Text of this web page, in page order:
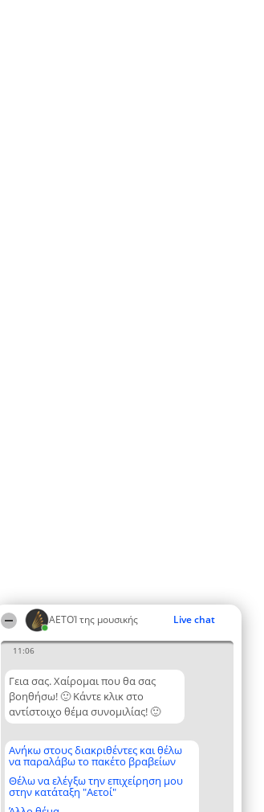
ΑΕΤΟΊ της μουσικής Live chat
11:06
Γεια σας. Χαίρομαι που θα σας
βοηθήσω! 🙂 Κάντε κλικ στο
αντίστοιχο θέμα συνομιλίας! 🙂
Ανήκω στους διακριθέντες και θέλω
να παραλάβω το πακέτο βραβείων
Θέλω να ελέγξω την επιχείρηση μου
στην κατάταξη "Αετοί"